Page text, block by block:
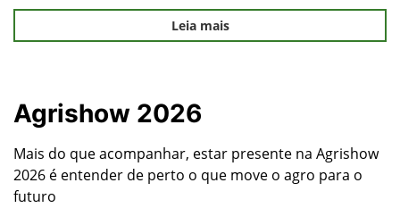
Leia mais
Agrishow 2026
Mais do que acompanhar, estar presente na Agrishow
2026 é entender de perto o que move o agro para o
futuro